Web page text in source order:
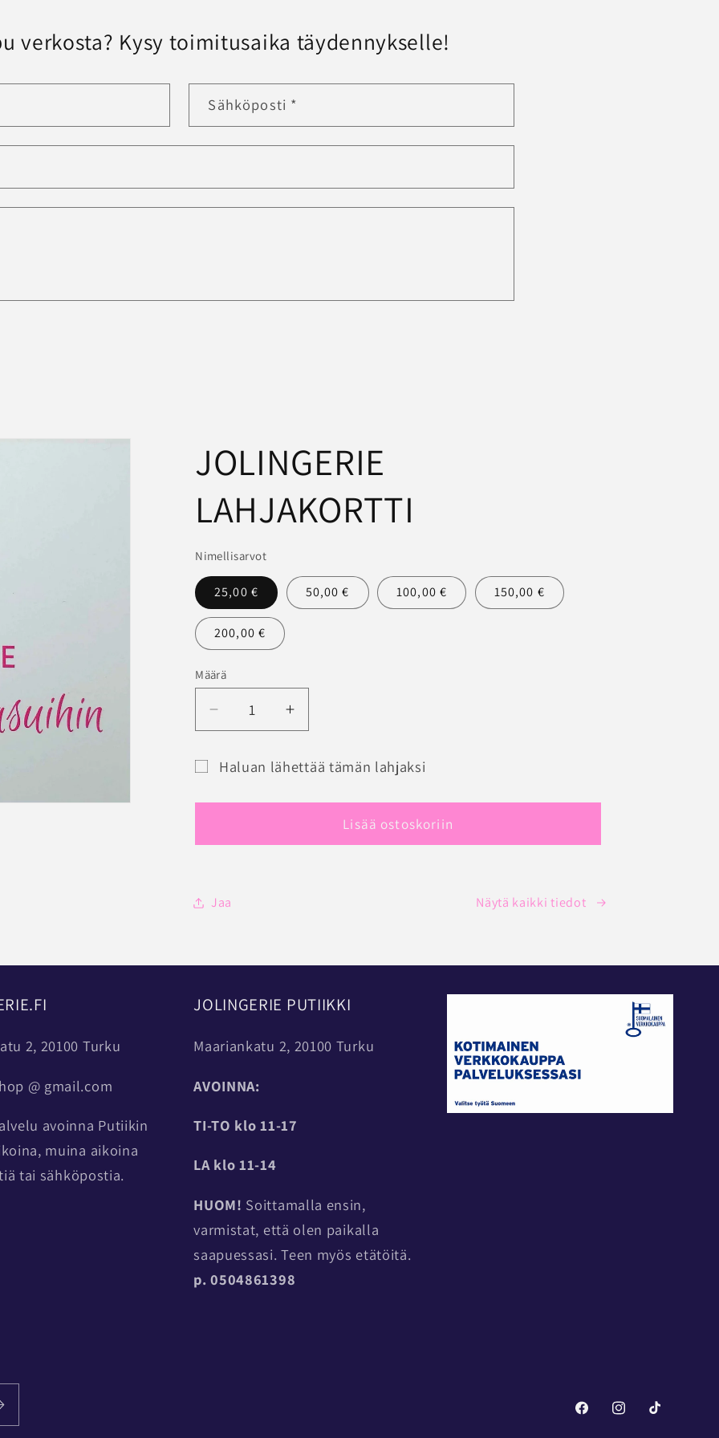
verkosta? Kysy toimitusaika täydennykselle!
Sähköposti *
JOLINGERIE
LAHJAKORTTI
Nimellisarvot
25,00 € 50,00 € 100,00 € 150,00 €
200,00 €
Määrä
Määrä
Vähennä
tuotteen
LAHJAKORTTI
Lisää
tuotteen
LAHJAKORTTI
Haluan lähettää tämän lahjaksi
pienennettynä
Lisää ostoskoriin
Jaa Näytä kaikki tiedot
2, 20100 Turku
@ gmail.com
avoinna Putiikin
muina aikoina
tai sähköpostia.
JOLINGERIE PUTIIKKI
Maariankatu 2, 20100 Turku
AVOINNA:
TI-TO klo 11-17
LA klo 11-14
HUOM! Soittamalla ensin,
varmistat, että olen paikalla
saapuessasi. Teen myös etätöitä.
p. 0504861398
FacebookInstagramTikTok